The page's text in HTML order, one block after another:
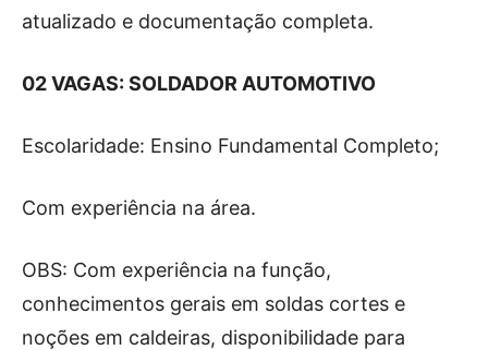
atualizado e documentação completa.
02 VAGAS: SOLDADOR AUTOMOTIVO
Escolaridade: Ensino Fundamental Completo;
Com experiência na área.
OBS: Com experiência na função,
conhecimentos gerais em soldas cortes e
noções em caldeiras, disponibilidade para